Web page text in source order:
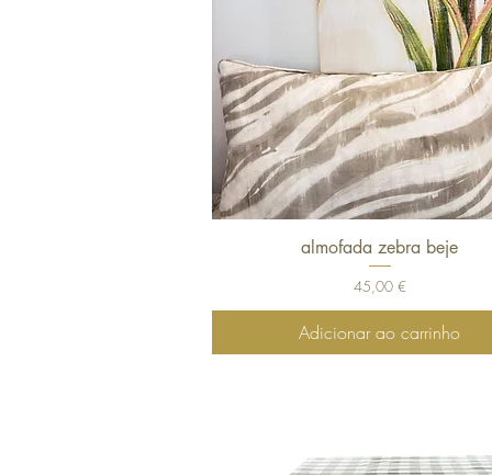
Visualização rápida
almofada zebra beje
Preço
45,00 €
Adicionar ao carrinho